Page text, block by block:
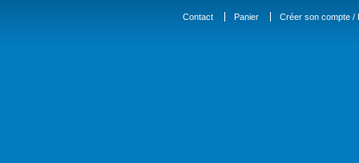
Contact Panier Créer son compte /